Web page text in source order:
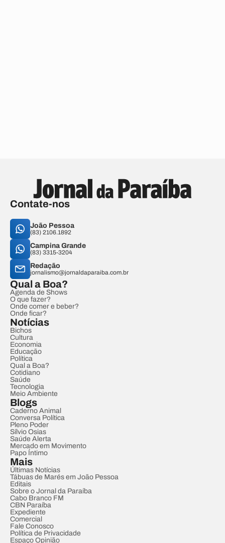
Contate-nos
João Pessoa
(83) 2106.1892
Campina Grande
(83) 3315-3204
Redação
jornalismo@jornaldaparaiba.com.br
Qual a Boa?
Agenda de Shows
O que fazer?
Onde comer e beber?
Onde ficar?
Notícias
Bichos
Cultura
Economia
Educação
Política
Qual a Boa?
Cotidiano
Saúde
Tecnologia
Meio Ambiente
Blogs
Caderno Animal
Conversa Política
Pleno Poder
Sílvio Osias
Saúde Alerta
Mercado em Movimento
Papo Íntimo
Mais
Últimas Notícias
Tábuas de Marés em João Pessoa
Editais
Sobre o Jornal da Paraíba
Cabo Branco FM
CBN Paraíba
Expediente
Comercial
Fale Conosco
Política de Privacidade
Espaço Opinião